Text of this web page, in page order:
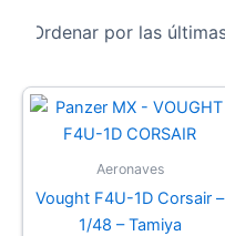
Aeronaves
Vought F4U-1D Corsair –
1/48 – Tamiya